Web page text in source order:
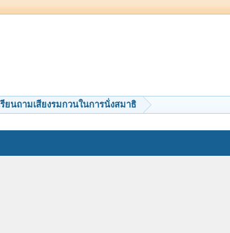
ยนถามเสียงรมกวนในการนั่งสมาธิ